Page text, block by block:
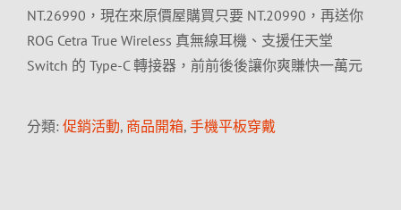
NT.26990，現在來原價屋購買只要 NT.20990，再送你
ROG Cetra True Wireless 真無線耳機、支援任天堂
Switch 的 Type-C 轉接器，前前後後讓你爽賺快一萬元
分類: 促銷活動, 商品開箱, 手機平板穿戴